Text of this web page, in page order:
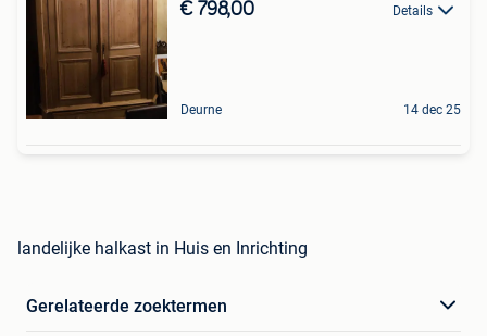
€ 798,00 Details
Deurne 14 dec 25
landelijke halkast in Huis en Inrichting
Gerelateerde zoektermen